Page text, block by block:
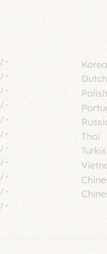
/ -
/ -
/ -
/-
/ -
/ -
/ -
/ -
/ -
/ -
/ -
Dutch
Polish
Thai